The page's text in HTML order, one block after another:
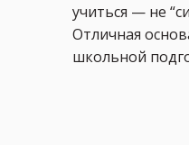
учиться — не
Отличная
школьной